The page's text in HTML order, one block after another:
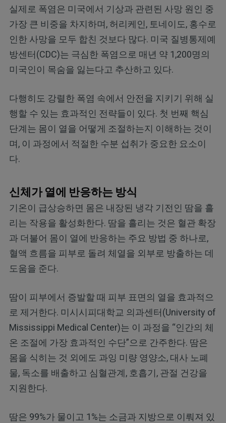
실제로 폭염은 미국에서 기상과 관련된 사망 원인 중
가장 큰 비중을 차지하며, 허리케인, 토네이도, 홍수로
인한 사망을 모두 합친 것보다 많다. 미국 질병통제예
방센터(CDC)는 극심한 폭염으로 매년 약 1,200명의
미국인이 목숨을 잃는다고 추산하고 있다.
다행히도 강렬한 폭염 속에서 안전을 지키기 위해 실
행할 수 있는 효과적인 전략들이 있다. 첫 번째 핵심
단계는 몸이 열을 어떻게 조절하는지 이해하는 것이
며, 이 과정에서 적절한 수분 섭취가 중요한 요소이
다.
신체가 열에 반응하는 방식
기온이 급상승하면 몸은 내장된 냉각 기전인 땀을 흘
리는 작용을 활성화한다. 땀을 흘리는 것은 혈관 확장
과 더불어 몸이 열에 반응하는 주요 방법 중 하나로,
혈액 흐름을 피부로 돌려 체열을 외부로 방출하는 데
도움을 준다.
땀이 피부에서 증발할 때 피부 표면의 열을 효과적으
로 제거한다. 미시시피대학교 의과센터(University of
Mississippi Medical Center)는 이 과정을 “인간의 체
온 조절에 가장 효과적인 수단”으로 간주한다. 땀은
몸을 식히는 것 외에도 과잉 미량 영양소, 대사 노폐
물, 독소를 배출하고 심혈관계, 호흡기, 관절 건강을
지원한다.
땀은 99%가 물이고 1%는 소금과 지방으로 이뤄져 있